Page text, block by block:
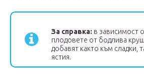
За справка: в зависимост
плодовете от бодлива
добавят както към сладки,
ястия.